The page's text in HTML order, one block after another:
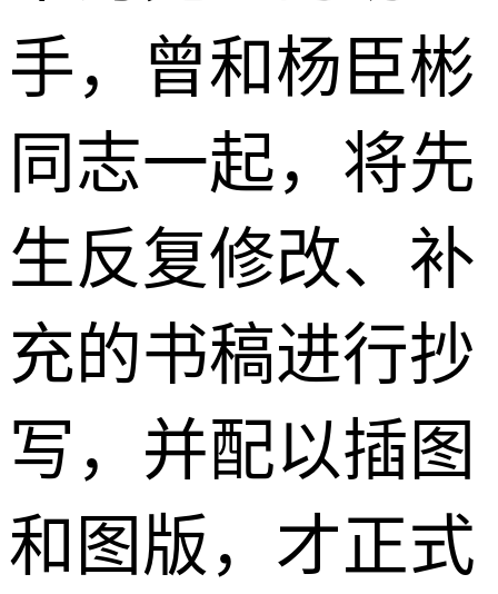
手，曾和杨臣彬
同志一起，将先
生反复修改、补
充的书稿进行抄
写，并配以插图
和图版，才正式